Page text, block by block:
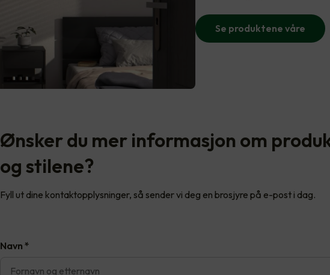
Se produktene våre
Ønsker du mer informasjon om
og stilene?
Fyll ut dine kontaktopplysninger, så sender vi deg en brosjyre på e-post i dag.
Navn *